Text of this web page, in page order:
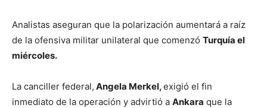
Analistas aseguran que la polarización aumentará a raíz
de la ofensiva militar unilateral que comenzó Turquía el
miércoles.
La canciller federal, Angela Merkel,exigió el fin
inmediato de la operación y advirtió a Ankara que la